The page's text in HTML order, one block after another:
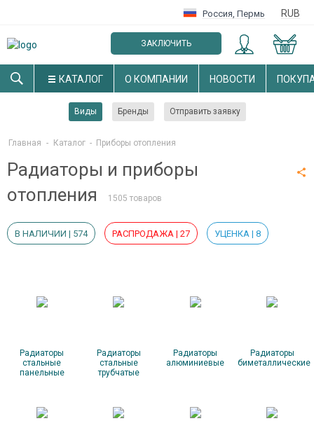
Россия, Пермь RUB
ЗАКЛЮЧИТЬ
ОПТОВЫЙ ДОГОВОР
КАТАЛОГ О КОМПАНИИ НОВОСТИ
Виды Бренды Отправить заявку
Главная - Каталог - Приборы отопления
Радиаторы и приборы
отопления
1505 товаров
В НАЛИЧИИ | 574 РАСПРОДАЖА | 27 УЦЕНКА | 8
Радиаторы
стальные
панельные
Радиаторы
стальные
трубчатые
Радиаторы
алюминиевые
Радиаторы
биметаллические